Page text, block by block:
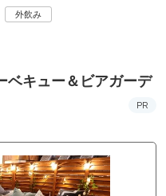
外飲み
ベキュー＆ビアガーデ
PR